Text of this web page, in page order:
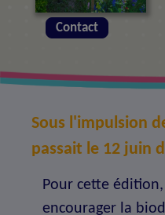
Contact
Sous l'impulsion
passait le 12 juin
Pour cette
encourager la